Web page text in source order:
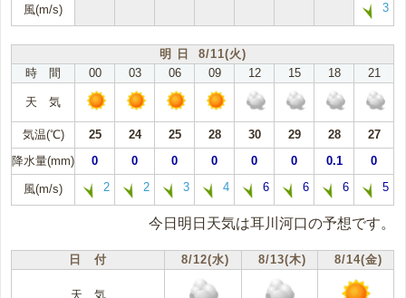
風(m/s) 3
明 日 8/11(火)
時 間
00 03 06 09 12 15 18 21
天 気
気温(℃) 25 24 25 28 30 29 28
27
降水量(mm)
0 0 0 0 0 0 0.1 0
風(m/s) 2 2 3 4 6 6 6 5
今日明日天気は耳川河口の予想です。
日 付 8/12(水) 8/13(木) 8/14(金)
天 気